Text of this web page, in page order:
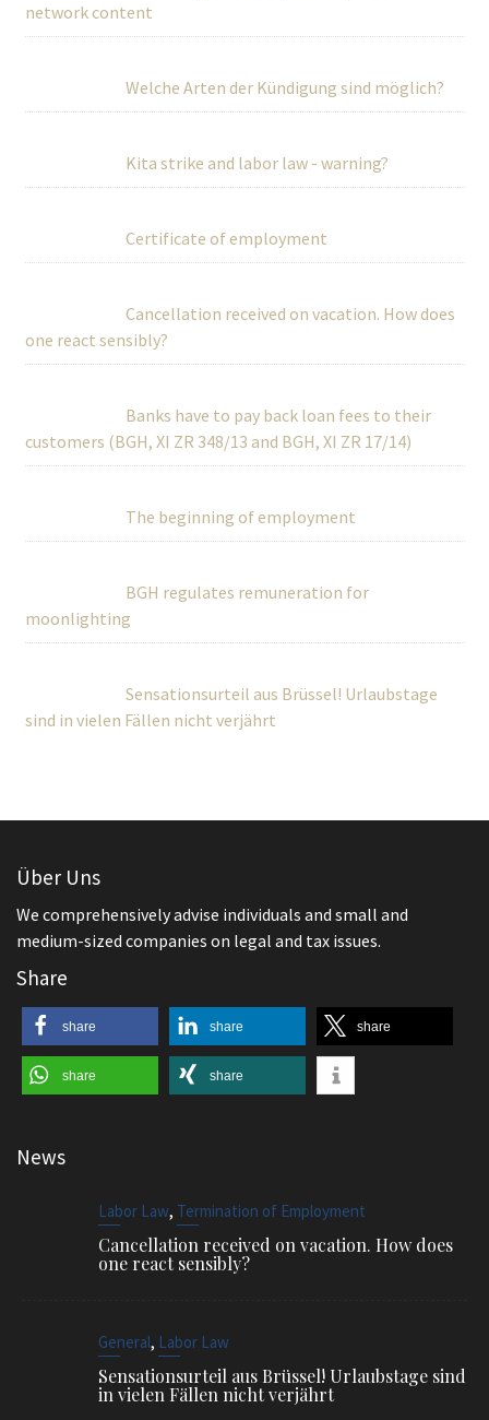
network content
Welche Arten der Kündigung sind möglich?
Kita strike and labor law - warning?
Certificate of employment
Cancellation received on vacation. How does
one react sensibly?
Banks have to pay back loan fees to their
customers (BGH, XI ZR 348/13 and BGH, XI ZR 17/14)
The beginning of employment
BGH regulates remuneration for
moonlighting
Sensationsurteil aus Brüssel! Urlaubstage
sind in vielen Fällen nicht verjährt
Über Uns
We comprehensively advise individuals and small and
medium-sized companies on legal and tax issues.
Share
share share share
share share
News
Labor Law, Termination of Employment
Cancellation received on vacation. How does
one react sensibly?
General, Labor Law
Sensationsurteil aus Brüssel! Urlaubstage sind
in vielen Fällen nicht verjährt